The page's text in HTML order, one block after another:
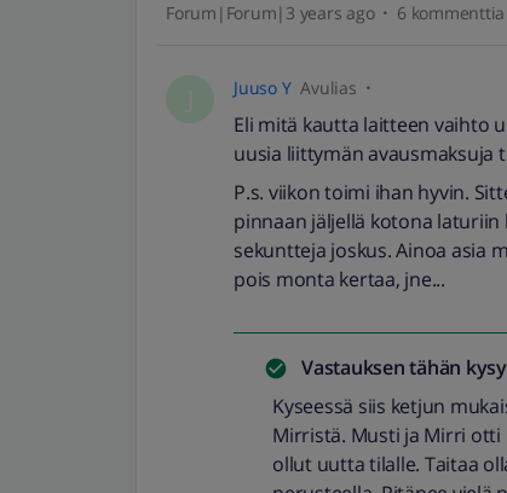
Forum|Forum|3 years ago 6 kommenttia
Juuso Y Avulias
Eli mitä kautta laitteen vaihto
uusia liittymän avausmaksuja
P.s. viikon toimi ihan hyvin.
pinnaan jäljellä kotona laturiin
sekuntteja joskus. Ainoa asia
pois monta kertaa, jne...
Vastauksen tähän
Kyseessä siis ketjun
Mirristä. Musti ja Mirri otti
ollut uutta tilalle. Taitaa